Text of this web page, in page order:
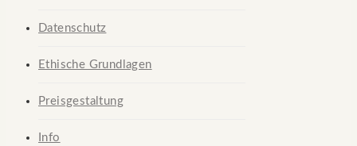
Datenschutz
Ethische Grundlagen
Preisgestaltung
Info